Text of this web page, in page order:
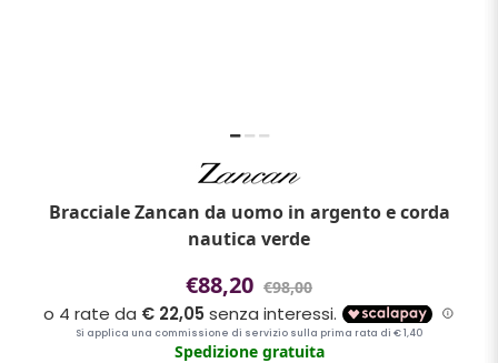
Bracciale Zancan da uomo in argento e corda
nautica verde
€88,20 €98,00
Spedizione gratuita